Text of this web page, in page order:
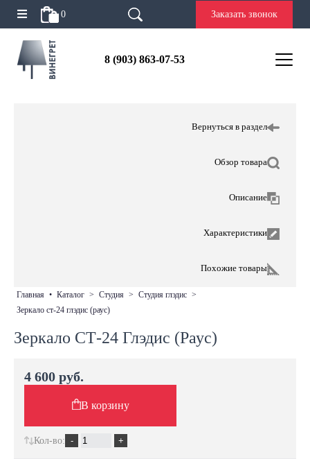
0 Заказать звонок
8 (903) 863-07-53
Вернуться в раздел
Обзор товара
Описание
Характеристики
Похожие товары
главная • каталог > студия > студия глэдис >
зеркало ст-24 глэдис (раус)
Зеркало СТ-24 Глэдис (Раус)
4 600 руб.
В корзину
Кол-во: